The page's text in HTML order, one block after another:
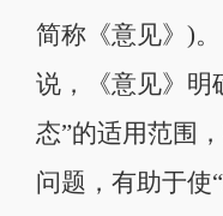
简称《意见》)
说，《意见》明
态”的适用范围
问题，有助于使